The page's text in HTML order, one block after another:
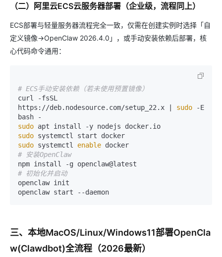
（二）阿里云ECS云服务器部署（企业级，流程同上）
ECS部署与轻量服务器流程完全一致，仅需在创建实例时选择「自
定义镜像→OpenClaw 2026.4.0」，或手动安装依赖后部署，核
心代码命令通用：
# ECS手动安装依赖（若未使用预置镜像）
curl -fsSL
https://deb.nodesource.com/setup_22.x | sudo -E
sudo
sudo
sudo systemctl enable
# 安装OpenClaw
# 初始化并启动
openclaw init
三、本地MacOS/Linux/Windows11部署OpenCla
w(Clawdbot)全流程（2026最新）